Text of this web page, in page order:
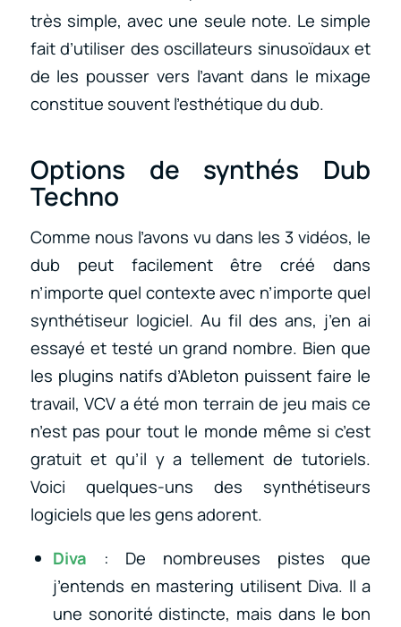
très simple, avec une seule note. Le simple
fait d’utiliser des oscillateurs sinusoïdaux et
de les pousser vers l’avant dans le mixage
constitue souvent l’esthétique du dub.
Options de synthés Dub
Techno
Comme nous l’avons vu dans les 3 vidéos, le
dub peut facilement être créé dans
n’importe quel contexte avec n’importe quel
synthétiseur logiciel. Au fil des ans, j’en ai
essayé et testé un grand nombre. Bien que
les plugins natifs d’Ableton puissent faire le
travail, VCV a été mon terrain de jeu mais ce
n’est pas pour tout le monde même si c’est
gratuit et qu’il y a tellement de tutoriels.
Voici quelques-uns des synthétiseurs
logiciels que les gens adorent.
Diva : De nombreuses pistes que
j’entends en mastering utilisent Diva. Il a
une sonorité distincte, mais dans le bon